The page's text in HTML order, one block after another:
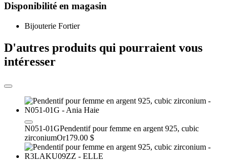
Disponibilité en magasin
Bijouterie Fortier
D'autres produits qui pourraient vous
intéresser
N051-01GPendentif pour femme en argent 925, cubic
zirconiumOr179.00 $